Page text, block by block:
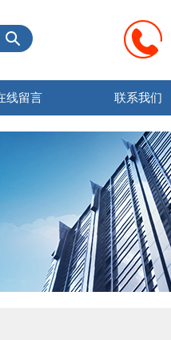
线留言 联系我们